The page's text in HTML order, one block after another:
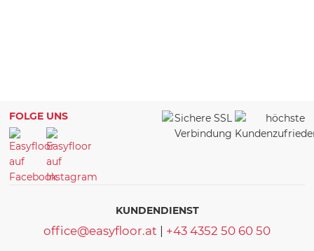
FOLGE UNS
KUNDENDIENST
office@easyfloor.at +43 4352 50 60 50